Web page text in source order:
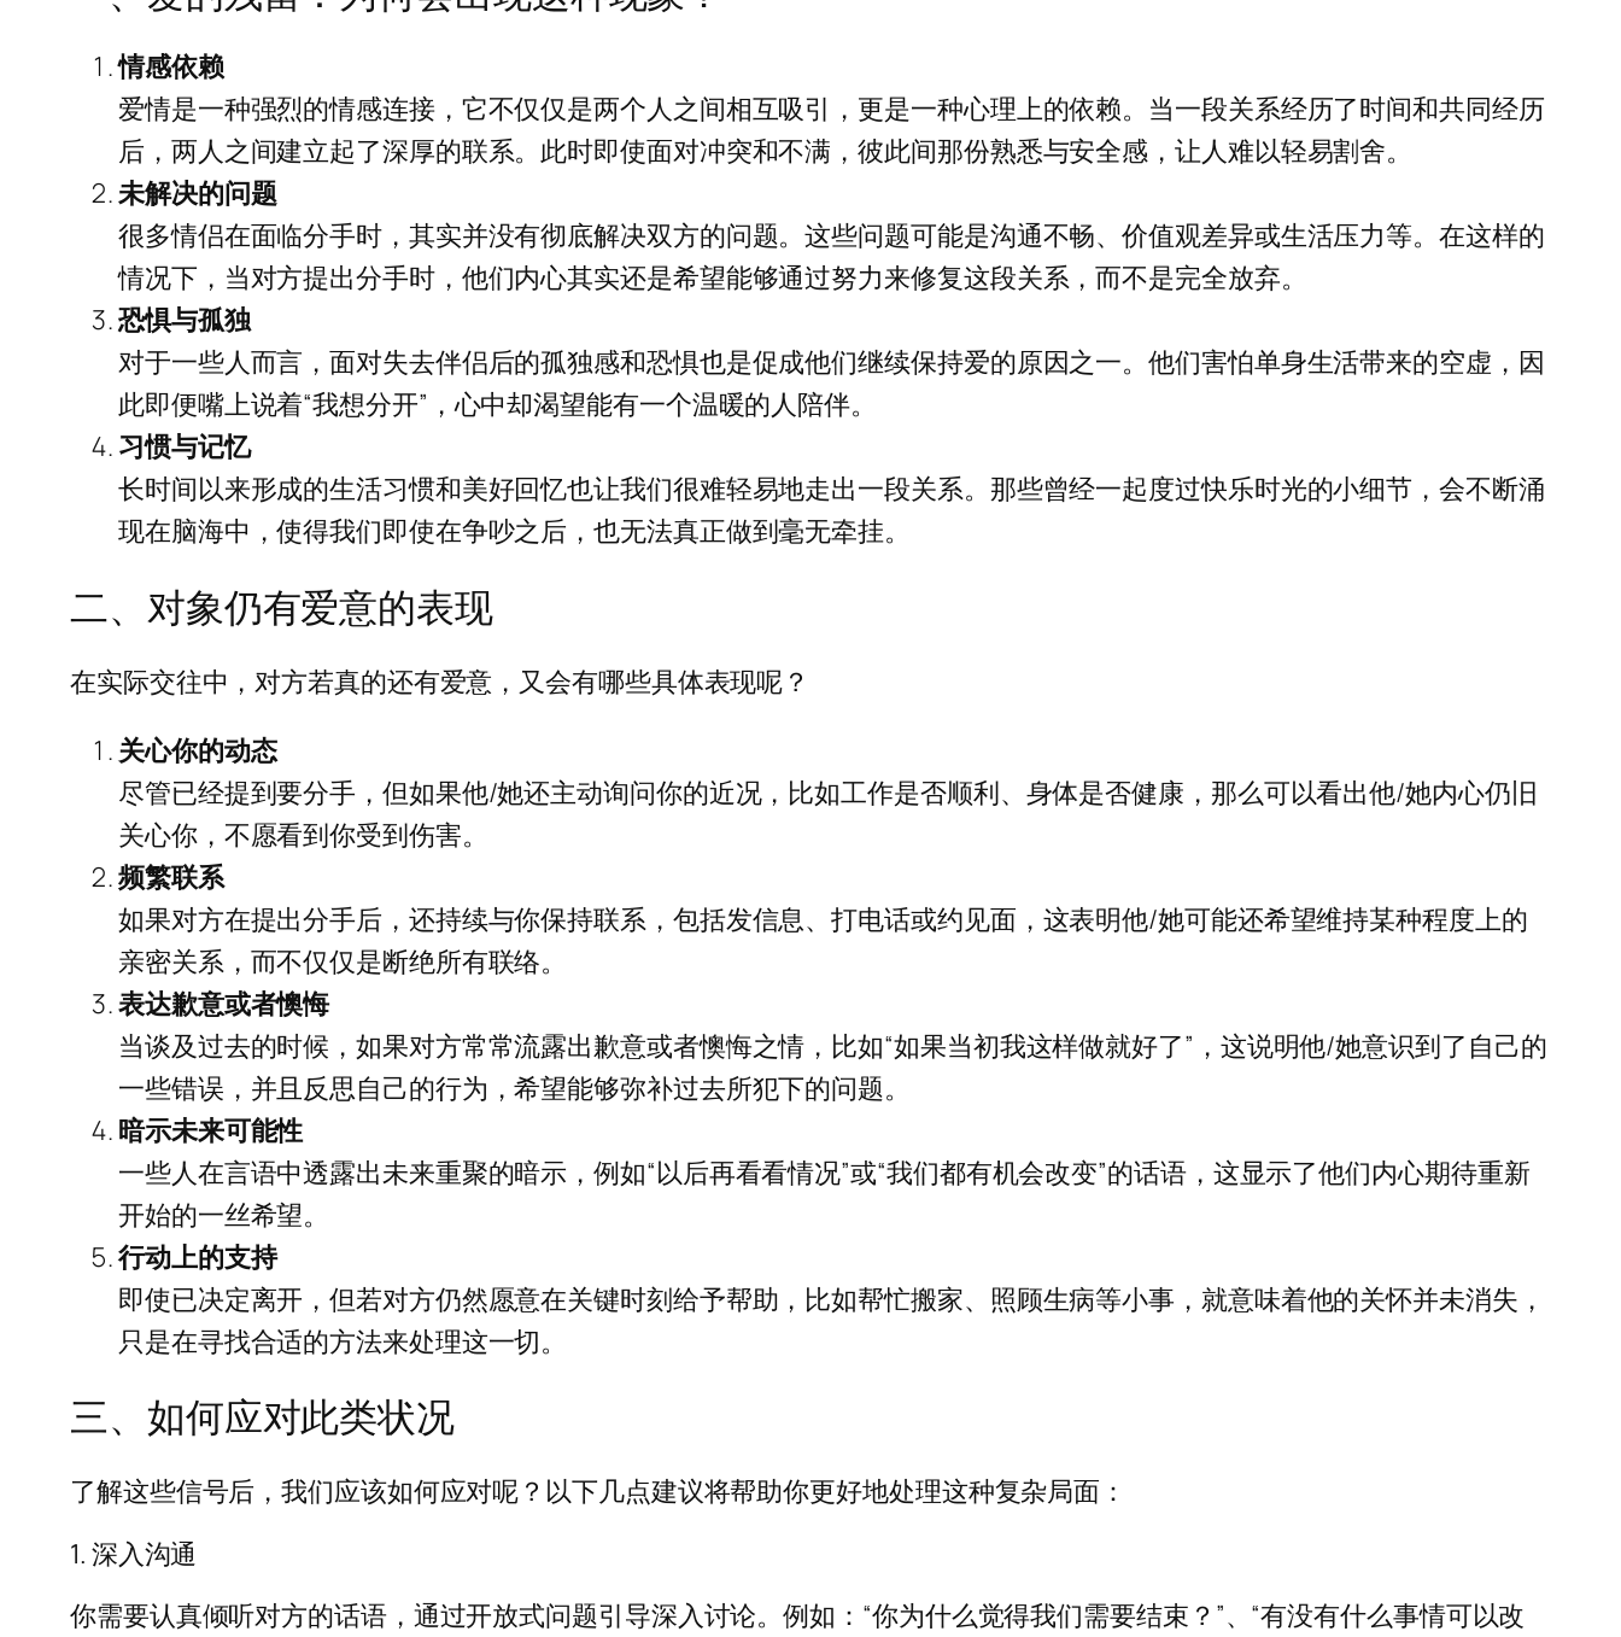
情感依赖
爱情是一种强烈的情感连接，它不仅仅是两个人之间相互吸引，更是一种心理上的依赖。当一段关系经历了时间和共同经历
后，两人之间建立起了深厚的联系。此时即使面对冲突和不满，彼此间那份熟悉与安全感，让人难以轻易割舍。
未解决的问题
很多情侣在面临分手时，其实并没有彻底解决双方的问题。这些问题可能是沟通不畅、价值观差异或生活压力等。在这样的
情况下，当对方提出分手时，他们内心其实还是希望能够通过努力来修复这段关系，而不是完全放弃。
恐惧与孤独
对于一些人而言，面对失去伴侣后的孤独感和恐惧也是促成他们继续保持爱的原因之一。他们害怕单身生活带来的空虚，因
此即便嘴上说着“我想分开”，心中却渴望能有一个温暖的人陪伴。
习惯与记忆
长时间以来形成的生活习惯和美好回忆也让我们很难轻易地走出一段关系。那些曾经一起度过快乐时光的小细节，会不断涌
现在脑海中，使得我们即使在争吵之后，也无法真正做到毫无牵挂。
二、对象仍有爱意的表现
在实际交往中，对方若真的还有爱意，又会有哪些具体表现呢？
关心你的动态
尽管已经提到要分手，但如果他/她还主动询问你的近况，比如工作是否顺利、身体是否健康，那么可以看出他/她内心仍旧
关心你，不愿看到你受到伤害。
频繁联系
如果对方在提出分手后，还持续与你保持联系，包括发信息、打电话或约见面，这表明他/她可能还希望维持某种程度上的
亲密关系，而不仅仅是断绝所有联络。
表达歉意或者懊悔
当谈及过去的时候，如果对方常常流露出歉意或者懊悔之情，比如“如果当初我这样做就好了”，这说明他/她意识到了自己的
一些错误，并且反思自己的行为，希望能够弥补过去所犯下的问题。
暗示未来可能性
一些人在言语中透露出未来重聚的暗示，例如“以后再看看情况”或“我们都有机会改变”的话语，这显示了他们内心期待重新
开始的一丝希望。
行动上的支持
即使已决定离开，但若对方仍然愿意在关键时刻给予帮助，比如帮忙搬家、照顾生病等小事，就意味着他的关怀并未消失，
只是在寻找合适的方法来处理这一切。
三、如何应对此类状况
了解这些信号后，我们应该如何应对呢？以下几点建议将帮助你更好地处理这种复杂局面：
1. 深入沟通
你需要认真倾听对方的话语，通过开放式问题引导深入讨论。例如：“你为什么觉得我们需要结束？”、“有没有什么事情可以改